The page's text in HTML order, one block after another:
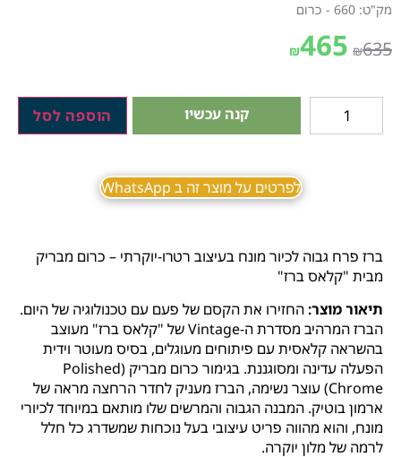
מק"ט: 660 - כרום
₪635
₪465
קנה עכשיו הוספה לסל
לפרטים על מוצר זה ב WhatsApp
ברז פרח גבוה לכיור מונח בעיצוב רטרו-יוקרתי – כרום מבריק
מבית "קלאס ברז"
תיאור מוצר:החזירו את הקסם של פעם עם טכנולוגיה של היום.
הברז המרהיב מסדרת ה-Vintage של "קלאס ברז" מעוצב
בהשראה קלאסית עם פיתוחים מעוגלים, בסיס מעוטר וידית
הפעלה עדינה ומסוגננת. בגימור כרום מבריק (Polished
Chrome) עוצר נשימה, הברז מעניק לחדר הרחצה מראה של
ארמון בוטיק. המבנה הגבוה והמרשים שלו מותאם במיוחד לכיורי
מונח, והוא מהווה פריט עיצובי בעל נוכחות שמשדרג כל חלל
לרמה של מלון יוקרה.